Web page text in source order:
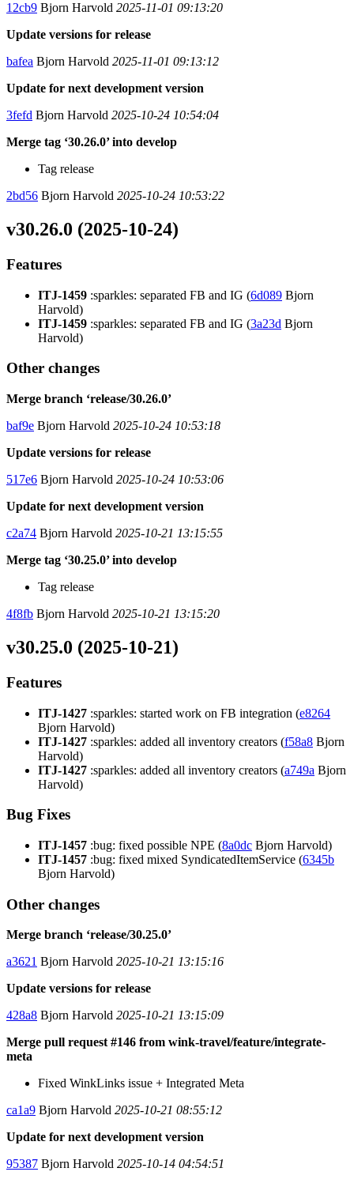
12cb9 Bjorn Harvold 2025-11-01 09:13:20
Update versions for release
bafea Bjorn Harvold 2025-11-01 09:13:12
Update for next development version
3fefd Bjorn Harvold 2025-10-24 10:54:04
Merge tag ‘30.26.0’ into develop
Tag release
2bd56 Bjorn Harvold 2025-10-24 10:53:22
v30.26.0 (2025-10-24)
Features
ITJ-1459 :sparkles: separated FB and IG (6d089 Bjorn
Harvold)
ITJ-1459 :sparkles: separated FB and IG (3a23d Bjorn
Harvold)
Other changes
Merge branch ‘release/30.26.0’
baf9e Bjorn Harvold 2025-10-24 10:53:18
Update versions for release
517e6 Bjorn Harvold 2025-10-24 10:53:06
Update for next development version
c2a74 Bjorn Harvold 2025-10-21 13:15:55
Merge tag ‘30.25.0’ into develop
Tag release
4f8fb Bjorn Harvold 2025-10-21 13:15:20
v30.25.0 (2025-10-21)
Features
ITJ-1427 :sparkles: started work on FB integration (e8264
Bjorn Harvold)
ITJ-1427 :sparkles: added all inventory creators (f58a8 Bjorn
Harvold)
ITJ-1427 :sparkles: added all inventory creators (a749a Bjorn
Harvold)
Bug Fixes
ITJ-1457 :bug: fixed possible NPE (8a0dc Bjorn Harvold)
ITJ-1457 :bug: fixed mixed SyndicatedItemService (6345b
Bjorn Harvold)
Other changes
Merge branch ‘release/30.25.0’
a3621 Bjorn Harvold 2025-10-21 13:15:16
Update versions for release
428a8 Bjorn Harvold 2025-10-21 13:15:09
Merge pull request #146 from wink-travel/feature/integrate-
meta
Fixed WinkLinks issue + Integrated Meta
ca1a9 Bjorn Harvold 2025-10-21 08:55:12
Update for next development version
95387 Bjorn Harvold 2025-10-14 04:54:51